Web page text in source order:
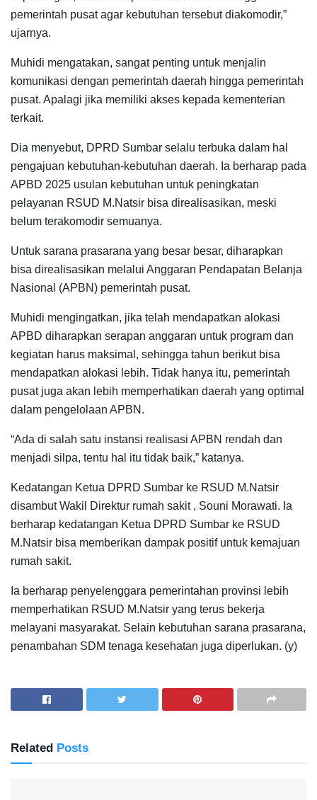
pemerintah pusat agar kebutuhan tersebut diakomodir,”
ujarnya.
Muhidi mengatakan, sangat penting untuk menjalin
komunikasi dengan pemerintah daerah hingga pemerintah
pusat. Apalagi jika memiliki akses kepada kementerian
terkait.
Dia menyebut, DPRD Sumbar selalu terbuka dalam hal
pengajuan kebutuhan-kebutuhan daerah. Ia berharap pada
APBD 2025 usulan kebutuhan untuk peningkatan
pelayanan RSUD M.Natsir bisa direalisasikan, meski
belum terakomodir semuanya.
Untuk sarana prasarana yang besar besar, diharapkan
bisa direalisasikan melalui Anggaran Pendapatan Belanja
Nasional (APBN) pemerintah pusat.
Muhidi mengingatkan, jika telah mendapatkan alokasi
APBD diharapkan serapan anggaran untuk program dan
kegiatan harus maksimal, sehingga tahun berikut bisa
mendapatkan alokasi lebih. Tidak hanya itu, pemerintah
pusat juga akan lebih memperhatikan daerah yang optimal
dalam pengelolaan APBN.
“Ada di salah satu instansi realisasi APBN rendah dan
menjadi silpa, tentu hal itu tidak baik,” katanya.
Kedatangan Ketua DPRD Sumbar ke RSUD M.Natsir
disambut Wakil Direktur rumah sakit , Souni Morawati. Ia
berharap kedatangan Ketua DPRD Sumbar ke RSUD
M.Natsir bisa memberikan dampak positif untuk kemajuan
rumah sakit.
Ia berharap penyelenggara pemerintahan provinsi lebih
memperhatikan RSUD M.Natsir yang terus bekerja
melayani masyarakat. Selain kebutuhan sarana prasarana,
penambahan SDM tenaga kesehatan juga diperlukan. (y)
Related Posts